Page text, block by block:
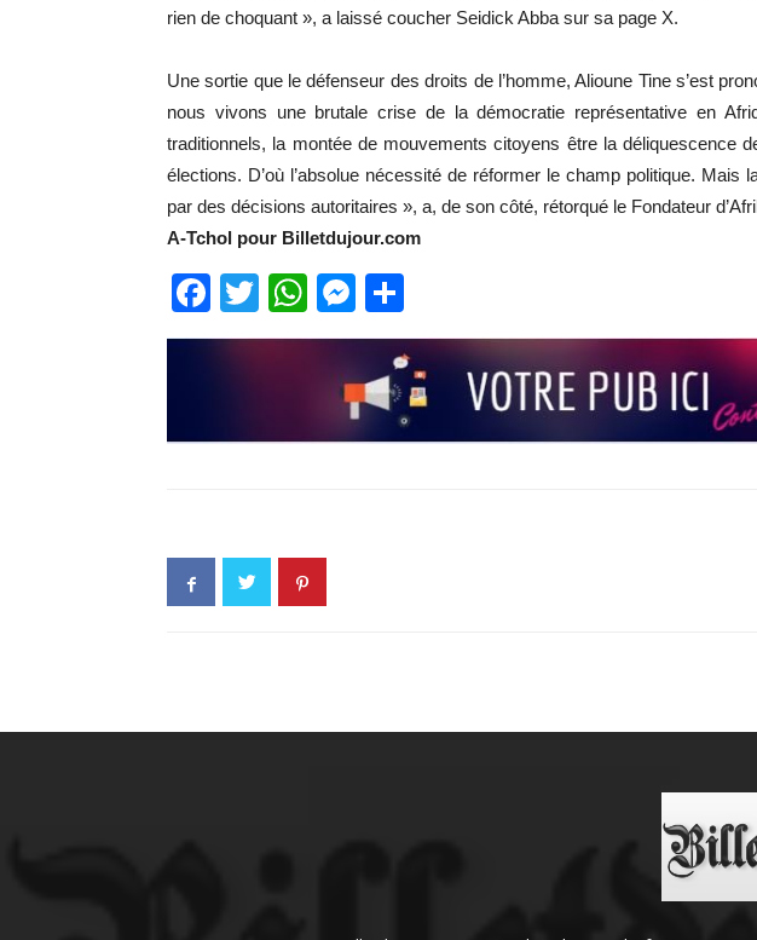
rien de choquant », a laissé coucher Seidick Abba sur sa page X.
Une sortie que le défenseur des droits de l’homme, Alioune Tine s’est
nous vivons une brutale crise de la démocratie représentative en
traditionnels, la montée de mouvements citoyens être la déliquescence
élections. D’où l’absolue nécessité de réformer le champ politique. Mais
par des décisions autoritaires », a, de son côté, rétorqué le Fondateur
A-Tchol pour Billetdujour.com
Facebook
TwitterWhatsApp
Messenger